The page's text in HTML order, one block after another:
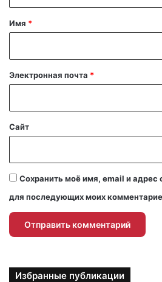
а
й
Имя *
Электронная почта *
Сайт
Сохранить моё имя, email и адрес
для последующих моих
Избранные публикации